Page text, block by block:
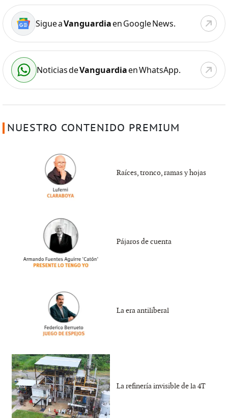
Sigue aVanguardiaen Google News.
Noticias deVanguardiaen WhatsApp.
NUESTRO CONTENIDO PREMIUM
Raíces, tronco, ramas y hojas
Pájaros de cuenta
La era antiliberal
La refinería invisible de la 4T